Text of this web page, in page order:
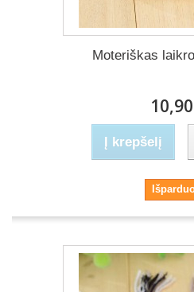
Moteriškas
Į krepšelį